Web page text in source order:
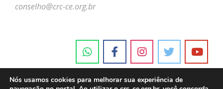
conselho@crc-ce.org.br
Nós usamos cookies para melhorar sua experiência de